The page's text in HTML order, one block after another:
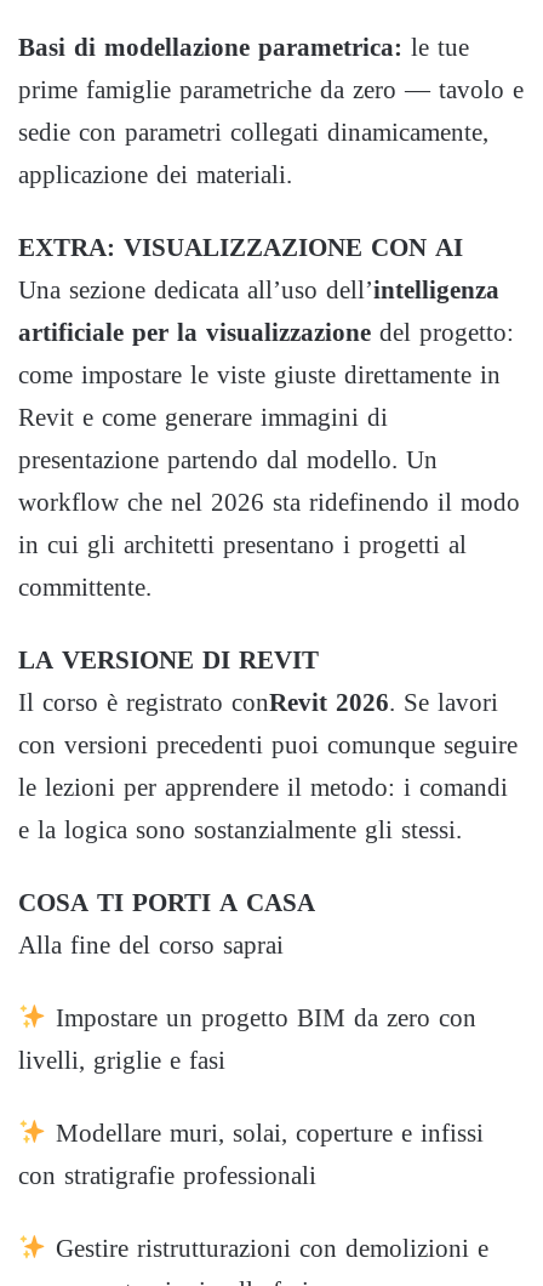
Basi di modellazione parametrica: le tue
prime famiglie parametriche da zero — tavolo e
sedie con parametri collegati dinamicamente,
applicazione dei materiali.
EXTRA: VISUALIZZAZIONE CON AI
Una sezione dedicata all’uso dell’intelligenza
artificiale per la visualizzazionedel progetto:
come impostare le viste giuste direttamente in
Revit e come generare immagini di
presentazione partendo dal modello. Un
workflow che nel 2026 sta ridefinendo il modo
in cui gli architetti presentano i progetti al
committente.
LA VERSIONE DI REVIT
Il corso è registrato conRevit 2026. Se lavori
con versioni precedenti puoi comunque seguire
le lezioni per apprendere il metodo: i comandi
e la logica sono sostanzialmente gli stessi.
COSA TI PORTI A CASA
Alla fine del corso saprai
Impostare un progetto BIM da zero con
livelli, griglie e fasi
Modellare muri, solai, coperture e infissi
con stratigrafie professionali
Gestire ristrutturazioni con demolizioni e